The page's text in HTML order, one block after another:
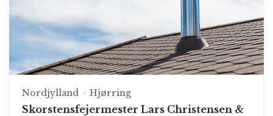
Nordjylland Hjørring
Skorstensfejermester Lars Christensen &